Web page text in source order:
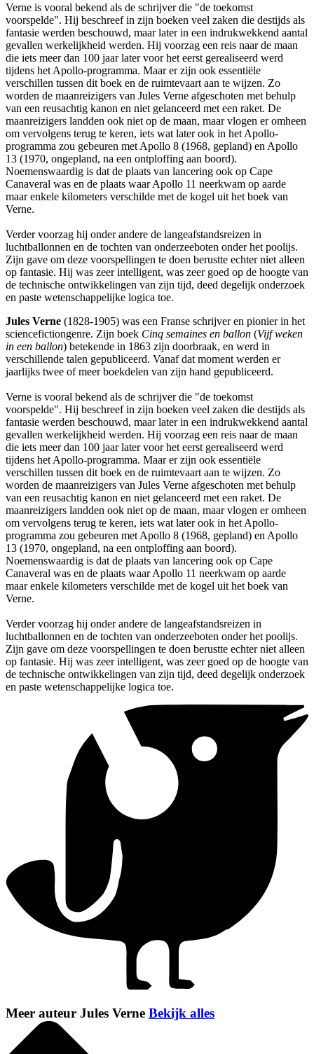
Verne is vooral bekend als de schrijver die "de toekomst
voorspelde". Hij beschreef in zijn boeken veel zaken die destijds als
fantasie werden beschouwd, maar later in een indrukwekkend aantal
gevallen werkelijkheid werden. Hij voorzag een reis naar de maan
die iets meer dan 100 jaar later voor het eerst gerealiseerd werd
tijdens het Apollo-programma. Maar er zijn ook essentiële
verschillen tussen dit boek en de ruimtevaart aan te wijzen. Zo
worden de maanreizigers van Jules Verne afgeschoten met behulp
van een reusachtig kanon en niet gelanceerd met een raket. De
maanreizigers landden ook niet op de maan, maar vlogen er omheen
om vervolgens terug te keren, iets wat later ook in het Apollo-
programma zou gebeuren met Apollo 8 (1968, gepland) en Apollo
13 (1970, ongepland, na een ontploffing aan boord).
Noemenswaardig is dat de plaats van lancering ook op Cape
Canaveral was en de plaats waar Apollo 11 neerkwam op aarde
maar enkele kilometers verschilde met de kogel uit het boek van
Verne.
Verder voorzag hij onder andere de langeafstandsreizen in
luchtballonnen en de tochten van onderzeeboten onder het poolijs.
Zijn gave om deze voorspellingen te doen berustte echter niet alleen
op fantasie. Hij was zeer intelligent, was zeer goed op de hoogte van
de technische ontwikkelingen van zijn tijd, deed degelijk onderzoek
en paste wetenschappelijke logica toe.
Jules Verne (1828-1905) was een Franse schrijver en pionier in het
sciencefictiongenre. Zijn boek Cinq semaines en ballon (Vijf weken
in een ballon) betekende in 1863 zijn doorbraak, en werd in
verschillende talen gepubliceerd. Vanaf dat moment werden er
jaarlijks twee of meer boekdelen van zijn hand gepubliceerd.
Verne is vooral bekend als de schrijver die "de toekomst
voorspelde". Hij beschreef in zijn boeken veel zaken die destijds als
fantasie werden beschouwd, maar later in een indrukwekkend aantal
gevallen werkelijkheid werden. Hij voorzag een reis naar de maan
die iets meer dan 100 jaar later voor het eerst gerealiseerd werd
tijdens het Apollo-programma. Maar er zijn ook essentiële
verschillen tussen dit boek en de ruimtevaart aan te wijzen. Zo
worden de maanreizigers van Jules Verne afgeschoten met behulp
van een reusachtig kanon en niet gelanceerd met een raket. De
maanreizigers landden ook niet op de maan, maar vlogen er omheen
om vervolgens terug te keren, iets wat later ook in het Apollo-
programma zou gebeuren met Apollo 8 (1968, gepland) en Apollo
13 (1970, ongepland, na een ontploffing aan boord).
Noemenswaardig is dat de plaats van lancering ook op Cape
Canaveral was en de plaats waar Apollo 11 neerkwam op aarde
maar enkele kilometers verschilde met de kogel uit het boek van
Verne.
Verder voorzag hij onder andere de langeafstandsreizen in
luchtballonnen en de tochten van onderzeeboten onder het poolijs.
Zijn gave om deze voorspellingen te doen berustte echter niet alleen
op fantasie. Hij was zeer intelligent, was zeer goed op de hoogte van
de technische ontwikkelingen van zijn tijd, deed degelijk onderzoek
en paste wetenschappelijke logica toe.
Meer auteur Jules Verne Bekijk alles